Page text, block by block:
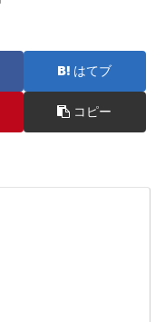
はてブ
コピー